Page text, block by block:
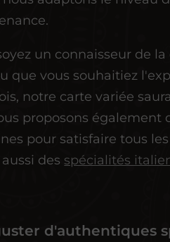
un connaisseur de la
que vous souhaitiez
notre carte variée
proposons également
pour satisfaire tous
des spécialités
d'authentiques